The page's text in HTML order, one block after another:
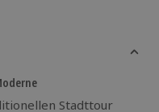
Stadttour